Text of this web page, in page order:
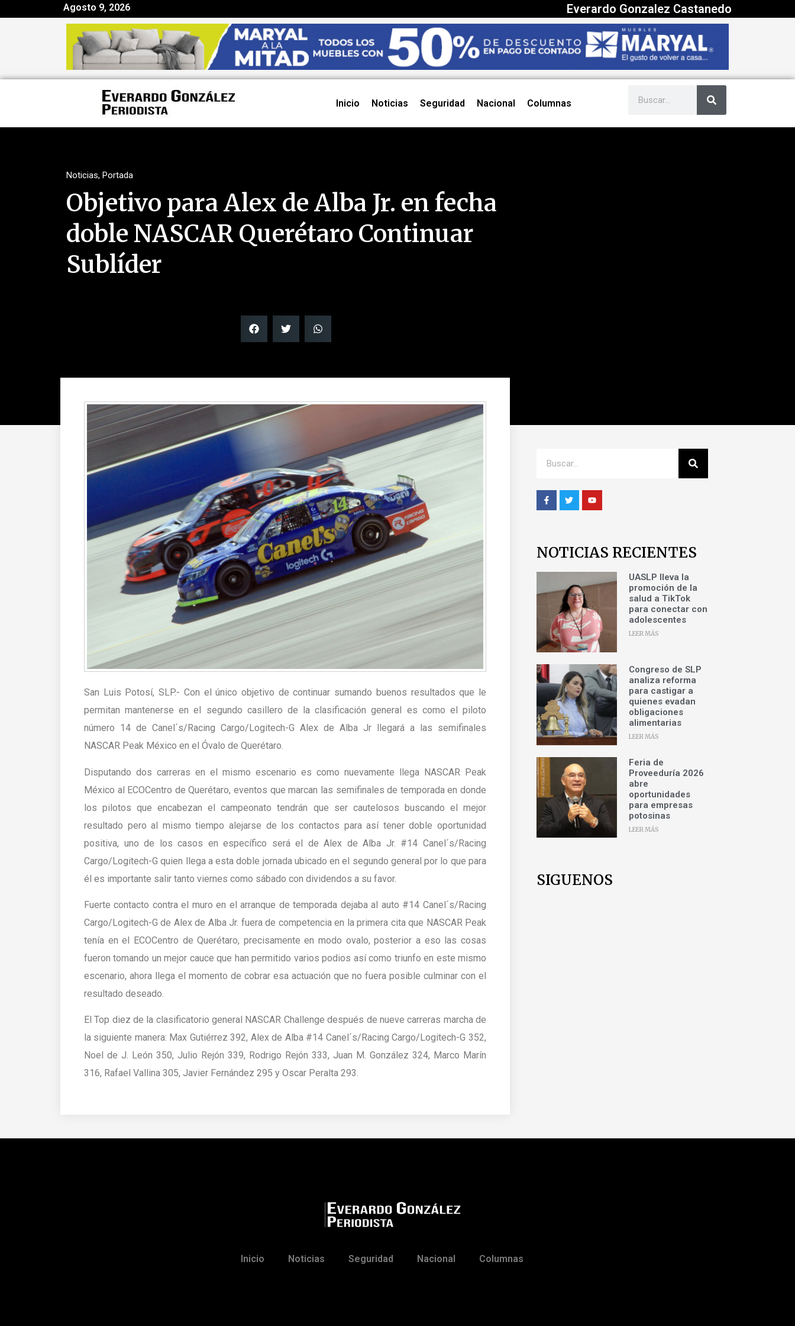
Agosto 9, 2026 Everardo Gonzalez Castanedo
Inicio Noticias Seguridad Nacional Columnas
Noticias, Portada
Objetivo para Alex de Alba Jr. en fecha
doble NASCAR Querétaro Continuar
Sublíder
San Luis Potosí, SLP.- Con el único objetivo de continuar sumando buenos resultados que le
permitan mantenerse en el segundo casillero de la clasificación general es como el piloto
número 14 de Canel´s/Racing Cargo/Logitech-G Alex de Alba Jr llegará a las semifinales
NASCAR Peak México en el Óvalo de Querétaro.
Disputando dos carreras en el mismo escenario es como nuevamente llega NASCAR Peak
México al ECOCentro de Querétaro, eventos que marcan las semifinales de temporada en donde
los pilotos que encabezan el campeonato tendrán que ser cautelosos buscando el mejor
resultado pero al mismo tiempo alejarse de los contactos para así tener doble oportunidad
positiva, uno de los casos en específico será el de Alex de Alba Jr. #14 Canel´s/Racing
Cargo/Logitech-G quien llega a esta doble jornada ubicado en el segundo general por lo que para
él es importante salir tanto viernes como sábado con dividendos a su favor.
Fuerte contacto contra el muro en el arranque de temporada dejaba al auto #14 Canel´s/Racing
Cargo/Logitech-G de Alex de Alba Jr. fuera de competencia en la primera cita que NASCAR Peak
tenía en el ECOCentro de Querétaro, precisamente en modo ovalo, posterior a eso las cosas
fueron tomando un mejor cauce que han permitido varios podios así como triunfo en este mismo
escenario, ahora llega el momento de cobrar esa actuación que no fuera posible culminar con el
resultado deseado.
El Top diez de la clasificatorio general NASCAR Challenge después de nueve carreras marcha de
la siguiente manera: Max Gutiérrez 392, Alex de Alba #14 Canel´s/Racing Cargo/Logitech-G 352,
Noel de J. León 350, Julio Rejón 339, Rodrigo Rejón 333, Juan M. González 324, Marco Marín
316, Rafael Vallina 305, Javier Fernández 295 y Oscar Peralta 293.
NOTICIAS RECIENTES
UASLP lleva la
promoción de la
salud a TikTok
para conectar con
adolescentes
LEER MÁS
Congreso de SLP
analiza reforma
para castigar a
quienes evadan
obligaciones
alimentarias
LEER MÁS
Feria de
Proveeduría 2026
abre
oportunidades
para empresas
potosinas
LEER MÁS
SIGUENOS
Inicio Noticias Seguridad Nacional Columnas